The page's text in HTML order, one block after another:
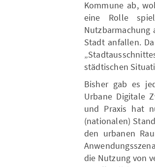
Kommune ab,
eine Rolle
Nutzbarmachung
Stadt anfallen.
städtischen
Bisher gab es
Urbane Digitale
und Praxis hat
(nationalen)
den urbanen
die Nutzung von